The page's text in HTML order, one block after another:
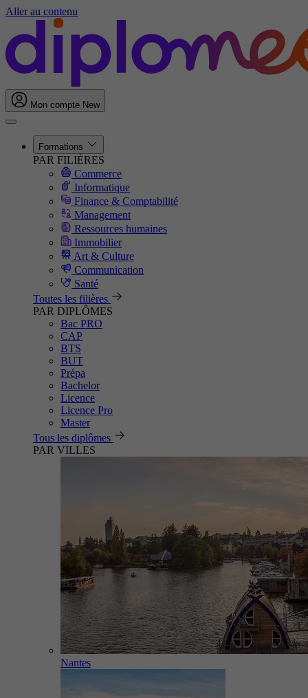
Aller au contenu
Mon compte New
Formations
PAR FILIÈRES
Commerce
Informatique
Finance & Comptabilité
Management
Ressources humaines
Immobilier
Art & Culture
Communication
Santé
Toutes les filières
PAR DIPLÔMES
Bac PRO
CAP
BTS
BUT
Prépa
Bachelor
Licence
Licence Pro
Master
Tous les diplômes
PAR VILLES
Nantes